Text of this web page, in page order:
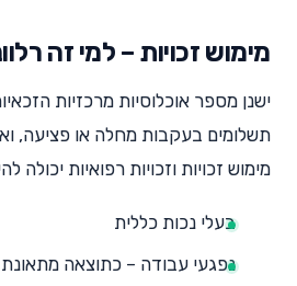
מימוש זכויות – למי זה
ישנן מספר אוכלוסיות מרכזיות
תשלומים בעקבות מחלה או פציעה,
מימוש זכויות וזכויות רפואיות יכולה
בעלי נכות כללית
נפגעי עבודה – כתוצאה